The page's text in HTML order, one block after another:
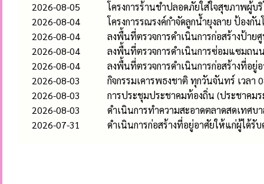
2026-08-05
โครงการร้านชำปลอดภัยใส่ใจสุขภาพผู้บ
2026-08-04
โครงการรณรงค์กำจัดลูกน้ำยุงลาย ป้อง
2026-08-04
ลงพื้นที่ตรวจการดำเนินการก่อสร้างป้า
2026-08-04
ลงพื้นที่ตรวจการดำเนินการซ่อมแซมถน
2026-08-04
ลงพื้นที่ตรวจการดำเนินการก่อสร้างที่อ
2026-08-03
กิจกรรมเคารพธงชาติ ทุกวันจันทร์ เวลา
2026-08-03
การประชุมประชาคมท้องถิ่น (ประชาคม
2026-08-03
ดำเนินการทำความสะอาดตลาดสดเทศ
2026-07-31
ดำเนินการก่อสร้างที่อยู่อาศัยให้แก่ผู้ได้